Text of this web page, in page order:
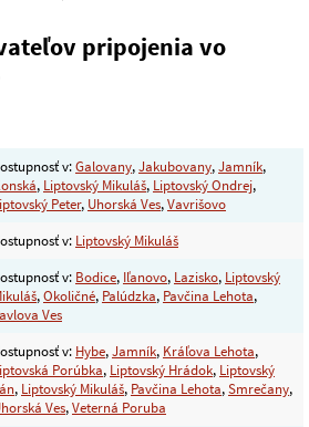
pripojenia vo
v:Galovany,Jakubovany,Jamník,
, Liptovský Mikuláš, Liptovský Ondrej,
Peter, Uhorská Ves,Vavrišovo
v: Liptovský Mikuláš
v: Bodice, Iľanovo, Lazisko, Liptovský
,Okoličné, Palúdzka, Pavčina Lehota,
Ves
v: Hybe,Jamník, Kráľova Lehota,
Porúbka, Liptovský Hrádok, Liptovský
, Liptovský Mikuláš, Pavčina Lehota,Smrečany,
Ves,Veterná Poruba